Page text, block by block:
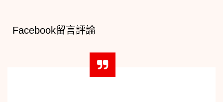
Facebook留言評論